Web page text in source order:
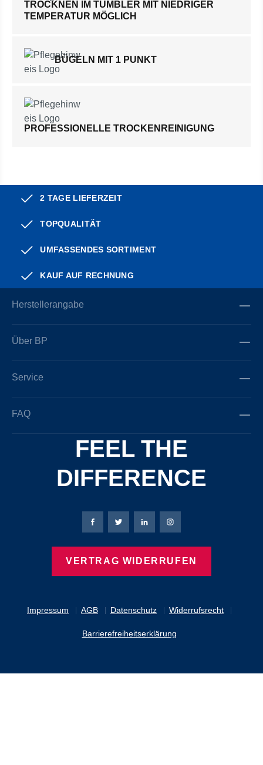
TROCKNEN IM TUMBLER MIT NIEDRIGER
TEMPERATUR MÖGLICH
BÜGELN MIT 1 PUNKT
PROFESSIONELLE TROCKENREINIGUNG
2 TAGE LIEFERZEIT
TOPQUALITÄT
UMFASSENDES SORTIMENT
KAUF AUF RECHNUNG
Herstellerangabe
Über BP
Service
FAQ
FEEL THE
DIFFERENCE
Impressum AGB Datenschutz Widerrufsrecht
Barrierefreiheitserklärung
Bierbaum-Proenen Facebook-Seite
Bierbaum-Proenen Twitter Seite
Bierbaum-Proenen LinkedIn
Bierbaum-Proenen
VERTRAG WIDERRUFEN